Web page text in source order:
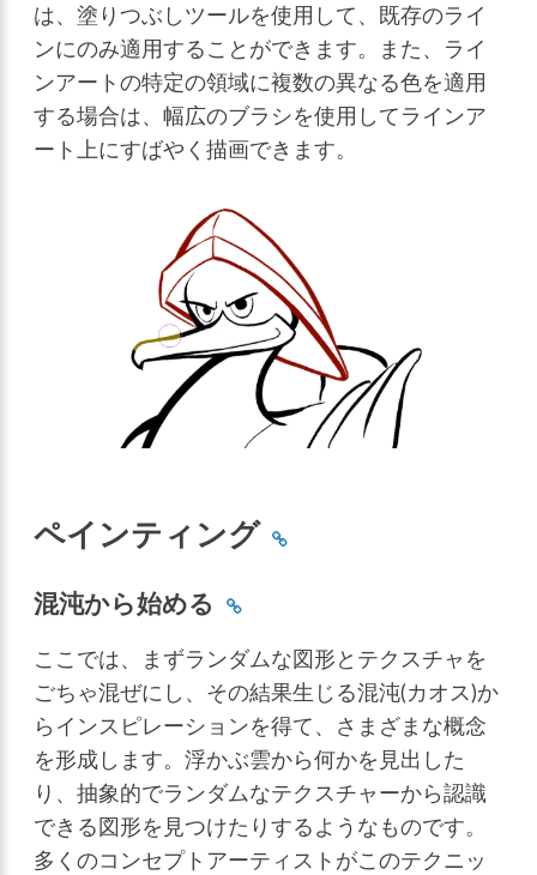
は、塗りつぶしツールを使用して、既存のライ
ンにのみ適用することができます。また、ライ
ンアートの特定の領域に複数の異なる色を適用
する場合は、幅広のブラシを使用してラインア
ート上にすばやく描画できます。
ペインティング
混沌から始める
ここでは、まずランダムな図形とテクスチャを
ごちゃ混ぜにし、その結果生じる混沌(カオス)か
らインスピレーションを得て、さまざまな概念
を形成します。浮かぶ雲から何かを見出した
り、抽象的でランダムなテクスチャーから認識
できる図形を見つけたりするようなものです。
多くのコンセプトアーティストがこのテクニッ